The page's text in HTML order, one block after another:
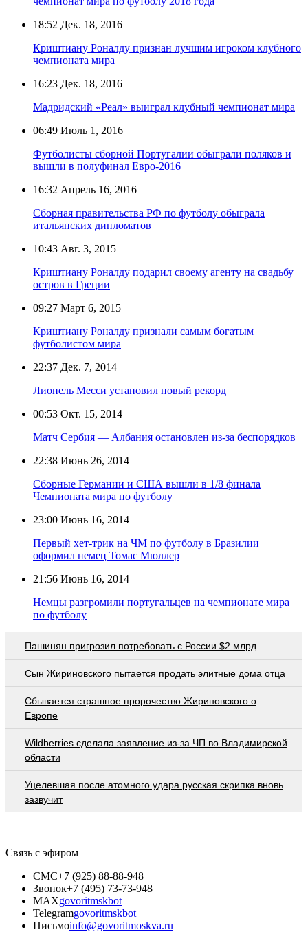
18:52 Дек. 18, 2016
Криштиану Роналду признан лучшим игроком клубного
чемпионата мира
16:23 Дек. 18, 2016
Мадридский «Реал» выиграл клубный чемпионат мира
06:49 Июль 1, 2016
Футболисты сборной Португалии обыграли поляков и
вышли в полуфинал Евро-2016
16:32 Апрель 16, 2016
Сборная правительства РФ по футболу обыграла
итальянских дипломатов
10:43 Авг. 3, 2015
Криштиану Роналду подарил своему агенту на свадьбу
остров в Греции
09:27 Март 6, 2015
Криштиану Роналду признали самым богатым
футболистом мира
22:37 Дек. 7, 2014
Лионель Месси установил новый рекорд
00:53 Окт. 15, 2014
Матч Сербия — Албания остановлен из-за беспорядков
22:38 Июнь 26, 2014
Сборные Германии и США вышли в 1/8 финала
Чемпионата мира по футболу
23:00 Июнь 16, 2014
Первый хет-трик на ЧМ по футболу в Бразилии
оформил немец Томас Мюллер
21:56 Июнь 16, 2014
Немцы разгромили португальцев на чемпионате мира
по футболу
Пашинян пригрозил потребовать c России $2 млрд
Сын Жириновского пытается продать элитные дома отца
Сбывается страшное пророчество Жириновского о
Европе
Wildberries cделала заявление из-за ЧП во Владимирской
области
Уцелевшая после атомного удара русская скрипка вновь
зазвучит
Связь с эфиром
СМС+7 (925) 88-88-948
Звонок+7 (495) 73-73-948
MAXgovoritmskbot
Telegramgovoritmskbot
Письмоinfo@govoritmoskva.ru